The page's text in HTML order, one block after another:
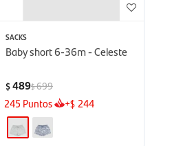
SACKS
Baby short 6-36m - Celeste
$489$699
245 Puntos +$ 244